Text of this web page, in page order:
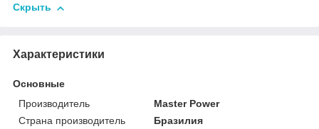
Скрыть
Характеристики
Основные
Производитель
Master Power
Страна производитель
Бразилия